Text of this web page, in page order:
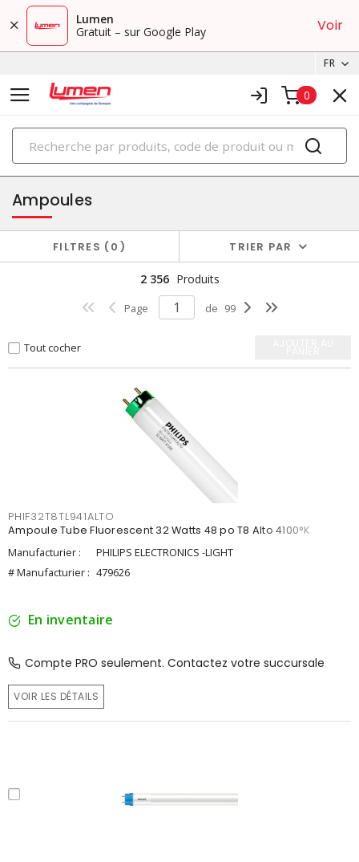
Lumen
Gratuit – sur Google Play
Voir
FR
0
PRODUITS
éclairage
Ampoules
FILTRES 0 TRIER PAR
2 356 Produits
Page de 99
Tout cocher
PHIF32T8TL941ALTO
Ampoule Tube Fluorescent 32 Watts 48 po T8 Alto 4100°K
Manufacturier :
PHILIPS ELECTRONICS -LIGHT
# Manufacturier : 479626
En inventaire
Compte PRO seulement. Contactez votre succursale
VOIR LES DÉTAILS